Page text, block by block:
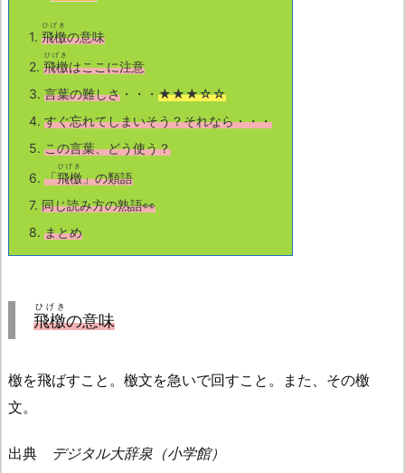
1. 飛檄
ひげき
の意味
2. 飛檄
ひげき
はここに注意
3. 言葉の難しさ ・・・ ★★★☆☆
4. すぐ忘れてしまいそう？それなら・・・
5. この言葉、どう使う？
6. 「飛檄
ひげき
」の類語
7. 同じ読み方の熟語👀
8. まとめ
飛檄
ひげき
の意味
檄を飛ばすこと。檄文を急いで回すこと。また、その檄
文。
出典 デジタル大辞泉（小学館）